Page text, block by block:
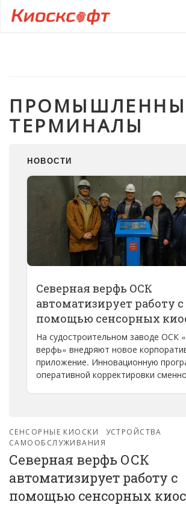
ТЕРМИНАЛЫ
НОВОСТИ
Северная верфь ОСК
автоматизирует работу с
помощью сенсорных
На судостроительном заводе ОСК
верфь» внедряют новое
приложение. Инновационную
оперативной корректировки
СЕНСОРНЫЕ КИОСКИ
УСТРОЙСТВА
САМООБСЛУЖИВАНИЯ
Северная верфь ОСК
автоматизирует работу с
помощью сенсорных